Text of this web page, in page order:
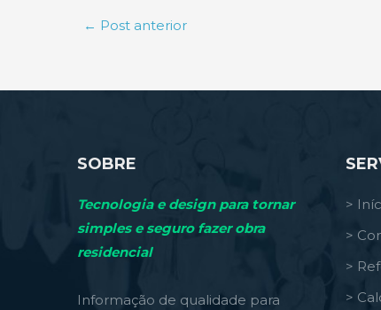
← Post anterior
SOBRE
Tecnologia e design para tornar
simples e seguro fazer obra
residencial
Informação de qualidade para
>
>
>
>